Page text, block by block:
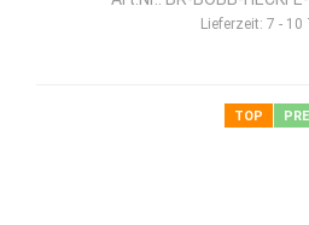
Lieferzeit: 7 - 10
TOP